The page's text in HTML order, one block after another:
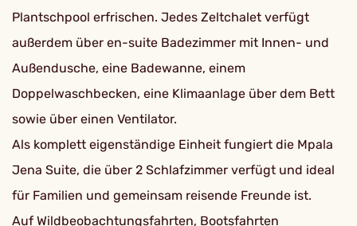
Plantschpool erfrischen. Jedes Zeltchalet verfügt
außerdem über en-suite Badezimmer mit Innen- und
Außendusche, eine Badewanne, einem
Doppelwaschbecken, eine Klimaanlage über dem Bett
sowie über einen Ventilator.
Als komplett eigenständige Einheit fungiert die Mpala
Jena Suite, die über 2 Schlafzimmer verfügt und ideal
für Familien und gemeinsam reisende Freunde ist.
Auf Wildbeobachtungsfahrten, Bootsfahrten